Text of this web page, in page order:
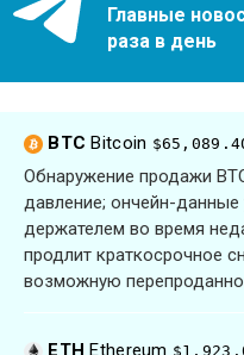
Главные
раза в день
BTCBitcoin
Обнаружение продажи
давление; ончейн-
держателем во время
продлит краткосрочное
возможную
ETHEthereum